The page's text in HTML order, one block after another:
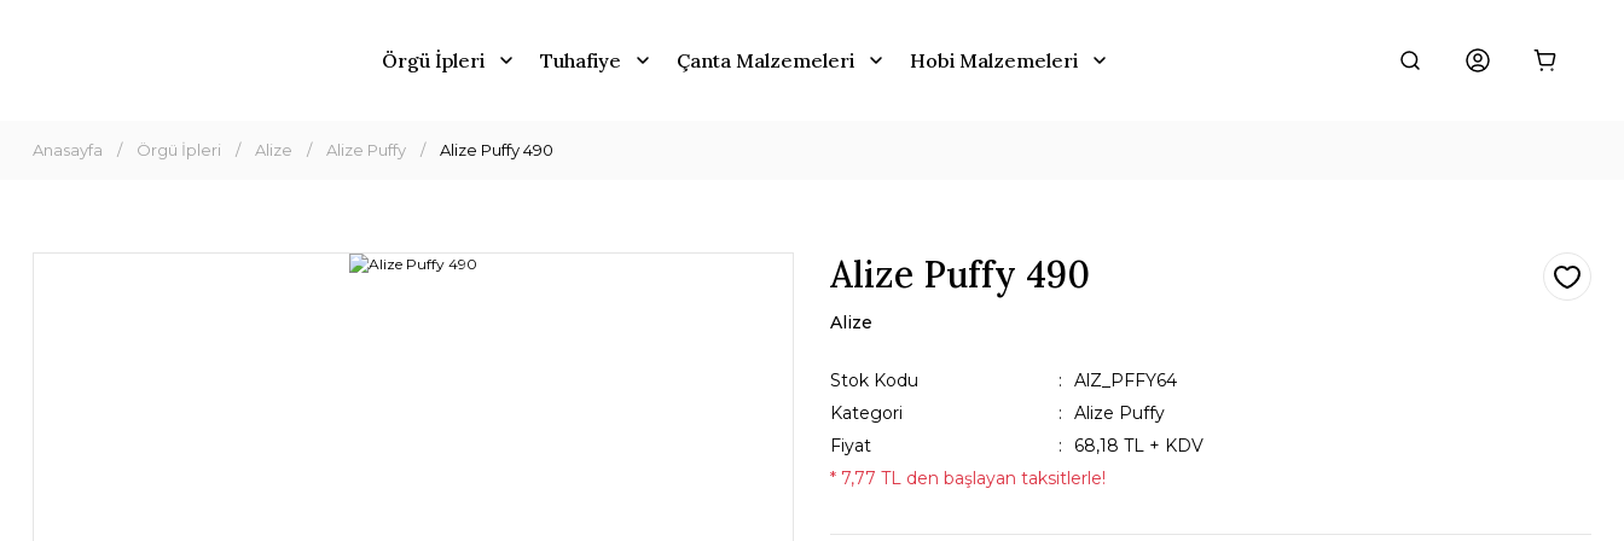
Örgü İpleri Tuhafiye Çanta Malzemeleri Hobi Malzemeleri
Anasayfa Örgü İpleri Alize Alize Puffy Alize Puffy 490
Alize Puffy 490
Alize
Stok Kodu
AlZ_PFFY64
Kategori
Alize Puffy
Fiyat
68,18 TL + KDV
* 7,77 TL den başlayan taksitlerle!